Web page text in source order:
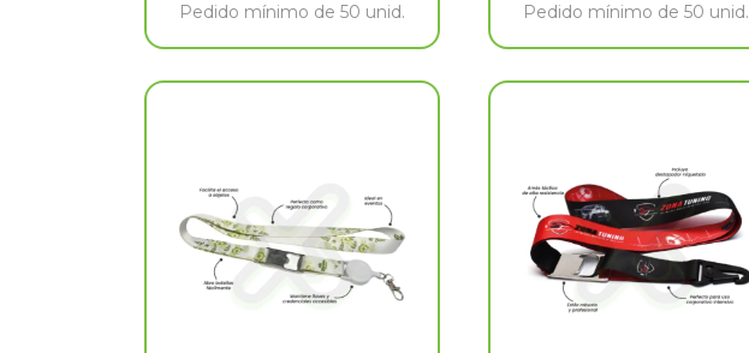
Pedido mínimo de 50 unid. Pedido mínimo de 50 unid.